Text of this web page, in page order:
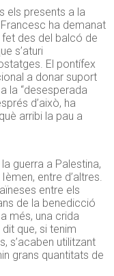
els presents a la
ha demanat
des del balcó de
s’aturi
El pontífex
a donar suport
la “desesperada
d’això, ha
arribi la pau a
guerra a Palestina,
entre d’altres.
entre els
de la benedicció
més, una crida
que, si tenim
s’acaben utilitzant
grans quantitats de